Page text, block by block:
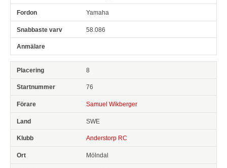
Yamaha
58.086
8
76
Samuel Wikberger
SWE
Anderstorp RC
Mölndal